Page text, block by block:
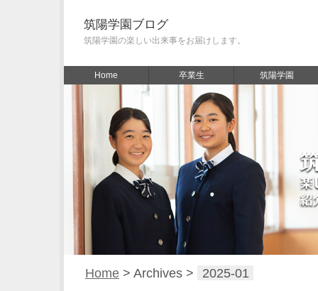
筑陽学園ブログ
筑陽学園の楽しい出来事をお届けします。
Home 卒業生 筑陽学園
Home > Archives > 2025-01